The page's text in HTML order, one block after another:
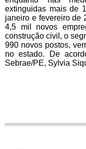
extinguidas mais de
janeiro e fevereiro de
4,5 mil novos
construção civil, o
990 novos postos,
no estado. De
Sebrae/PE, Sylvia